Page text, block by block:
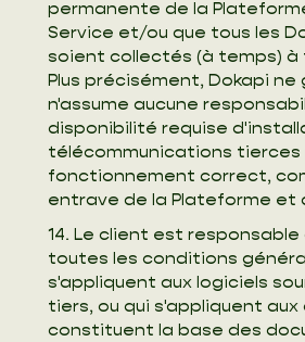
permanente de la
Service et/ou que tous les
soient collectés (à temps)
Plus précisément, Dokapi
n'assume aucune
disponibilité requise
télécommunications tierces
fonctionnement correct,
entrave de la Plateforme et
14. Le client est
toutes les conditions
s'appliquent aux logiciels
tiers, ou qui s'appliquent
constituent la base des